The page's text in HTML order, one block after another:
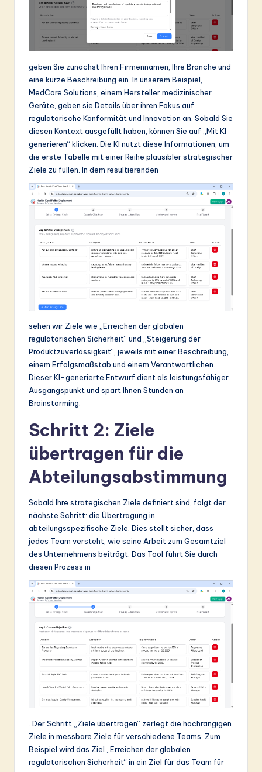
geben Sie zunächst Ihren Firmennamen, Ihre Branche und
eine kurze Beschreibung ein. In unserem Beispiel,
MedCore Solutions, einem Hersteller medizinischer
Geräte, geben sie Details über ihren Fokus auf
regulatorische Konformität und Innovation an. Sobald Sie
diesen Kontext ausgefüllt haben, können Sie auf „Mit KI
generieren“ klicken. Die KI nutzt diese Informationen, um
die erste Tabelle mit einer Reihe plausibler strategischer
Ziele zu füllen. In dem resultierenden
sehen wir Ziele wie „Erreichen der globalen
regulatorischen Sicherheit“ und „Steigerung der
Produktzuverlässigkeit“, jeweils mit einer Beschreibung,
einem Erfolgsmaßstab und einem Verantwortlichen.
Dieser KI-generierte Entwurf dient als leistungsfähiger
Ausgangspunkt und spart Ihnen Stunden an
Brainstorming.
Schritt 2: Ziele
übertragen für die
Abteilungsabstimmung
Sobald Ihre strategischen Ziele definiert sind, folgt der
nächste Schritt: die Übertragung in
abteilungsspezifische Ziele. Dies stellt sicher, dass
jedes Team versteht, wie seine Arbeit zum Gesamtziel
des Unternehmens beiträgt. Das Tool führt Sie durch
diesen Prozess in
. Der Schritt „Ziele übertragen“ zerlegt die hochrangigen
Ziele in messbare Ziele für verschiedene Teams. Zum
Beispiel wird das Ziel „Erreichen der globalen
regulatorischen Sicherheit“ in ein Ziel für das Team für